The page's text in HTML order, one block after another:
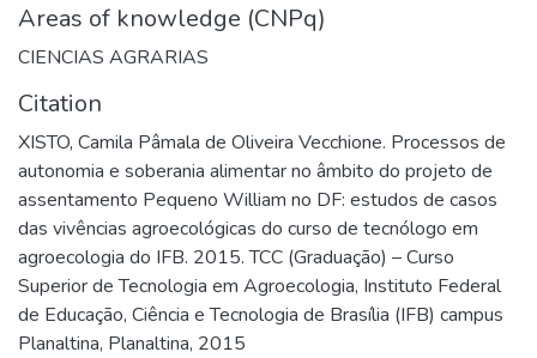
Areas of knowledge (CNPq)
CIENCIAS AGRARIAS
Citation
XISTO, Camila Pâmala de Oliveira Vecchione. Processos de
autonomia e soberania alimentar no âmbito do projeto de
assentamento Pequeno William no DF: estudos de casos
das vivências agroecológicas do curso de tecnólogo em
agroecologia do IFB. 2015. TCC (Graduação) – Curso
Superior de Tecnologia em Agroecologia, Instituto Federal
de Educação, Ciência e Tecnologia de Brasília (IFB) campus
Planaltina, Planaltina, 2015